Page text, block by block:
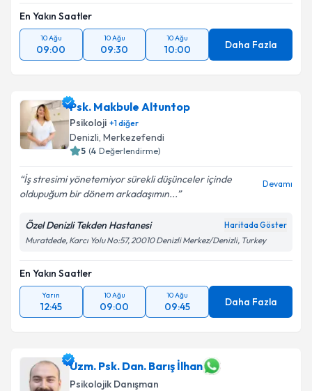
En Yakın Saatler
10 Ağu
09:00
10 Ağu
09:30
10 Ağu
10:00 Daha Fazla
Psk. Makbule Altuntop
Psikoloji +1diğer
Denizli, Merkezefendi
5 (4 Değerlendirme)
İş stresimi yönetemiyor sürekli düşünceler içinde
oldupuğum bir dönem arkadaşımın...
Devamı
Özel Denizli Tekden Hastanesi Haritada Göster
Muratdede, Karcı Yolu No:57, 20010 Denizli Merkez/Denizli, Turkey
En Yakın Saatler
Yarın
12:45
10 Ağu
09:00
10 Ağu
09:45 Daha Fazla
Uzm. Psk. Dan. Barış İlhan
Psikolojik Danışman